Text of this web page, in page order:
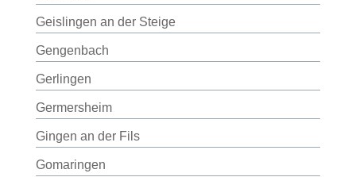
Geislingen an der Steige
Gengenbach
Gerlingen
Germersheim
Gingen an der Fils
Gomaringen